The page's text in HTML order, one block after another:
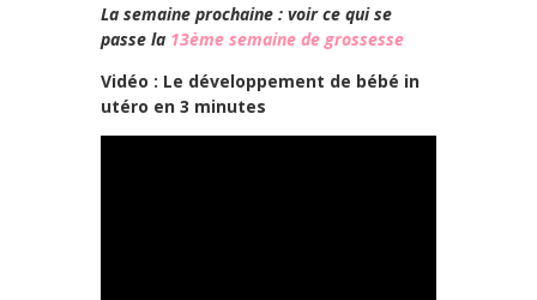
La semaine prochaine : voir ce qui se
passe la 13ème semaine de grossesse
Vidéo : Le développement de bébé in
utéro en 3 minutes